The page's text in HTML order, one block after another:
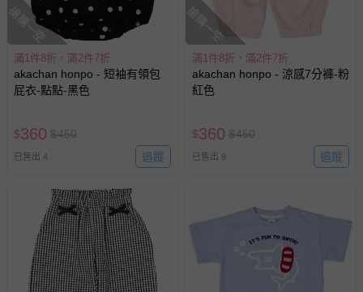
搶購一空
滿1件8折，滿2件7折
akachan honpo - 短袖有領包
屁衣-點點-黑色
$360 $450
已售出 4 追蹤
搶購一空
滿1件8折，滿2件7折
akachan honpo - 涼感7分褲-粉
紅色
$360 $450
已售出 9 追蹤